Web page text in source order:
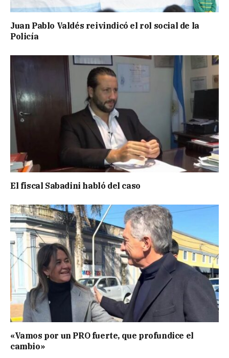
Juan Pablo Valdés reivindicó el rol social de la
Policía
El fiscal Sabadini habló del caso
«Vamos por un PRO fuerte, que profundice el
cambio»